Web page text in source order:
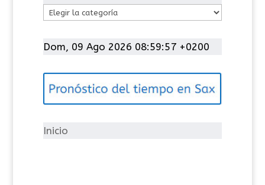
t
g
í
Dom, 09 Ago 2026 08:59:57 +0200
Inicio